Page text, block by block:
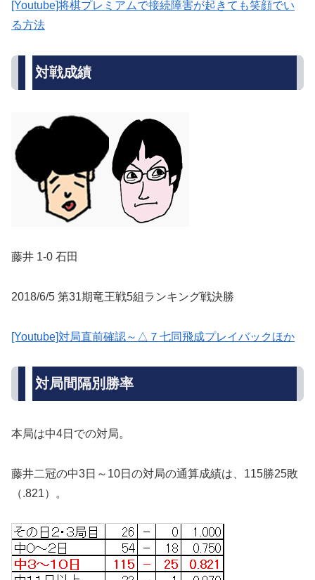
[Youtube]将棋プレミアムで接続障害が起きても笑顔でい
る方法
対戦成績
藤井 1-0 石田
2018/6/5 第31期竜王戦5組ランキング戦決勝
[Youtube]対局直前確認～△７七同飛成プレイバックほか
対局間隔別勝率
本局は中4日での対局。
藤井二冠の中3日～10日の対局の通算成績は、115勝25敗
（.821）。